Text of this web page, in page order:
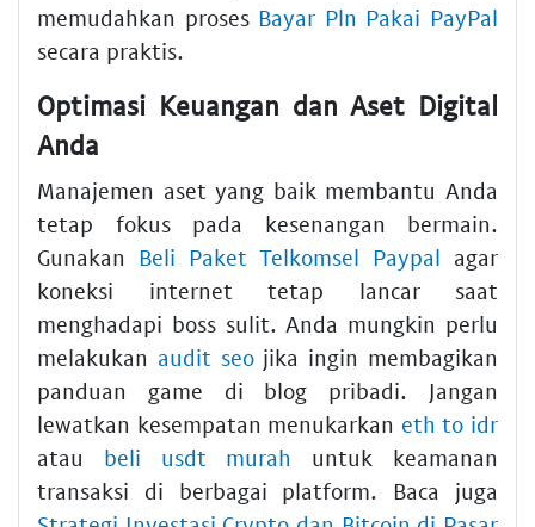
memudahkan proses Bayar Pln Pakai PayPal
secara praktis.
Optimasi Keuangan dan Aset Digital
Anda
Manajemen aset yang baik membantu Anda
tetap fokus pada kesenangan bermain.
Gunakan Beli Paket Telkomsel Paypal agar
koneksi internet tetap lancar saat
menghadapi boss sulit. Anda mungkin perlu
melakukan audit seojika ingin membagikan
panduan game di blog pribadi. Jangan
lewatkan kesempatan menukarkan eth to idr
atau beli usdt murah
untuk keamanan
transaksi di berbagai platform. Baca juga